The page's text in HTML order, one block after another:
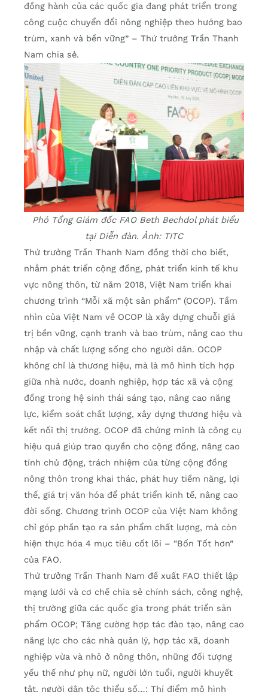
đồng hành của các quốc gia đang phát triển trong
công cuộc chuyển đổi nông nghiệp theo hướng bao
trùm, xanh và bền vững” – Thứ trưởng Trần Thanh
Nam chia sẻ.
Phó Tổng Giám đốc FAO Beth Bechdol phát biểu
tại Diễn đàn. Ảnh: TITC
Thứ trưởng Trần Thanh Nam đồng thời cho biết,
nhằm phát triển cộng đồng, phát triển kinh tế khu
vực nông thôn, từ năm 2018, Việt Nam triển khai
chương trình “Mỗi xã một sản phẩm” (OCOP). Tầm
nhìn của Việt Nam về OCOP là xây dựng chuỗi giá
trị bền vững, cạnh tranh và bao trùm, nâng cao thu
nhập và chất lượng sống cho người dân. OCOP
không chỉ là thương hiệu, mà là mô hình tích hợp
giữa nhà nước, doanh nghiệp, hợp tác xã và cộng
đồng trong hệ sinh thái sáng tạo, nâng cao năng
lực, kiểm soát chất lượng, xây dựng thương hiệu và
kết nối thị trường. OCOP đã chứng minh là công cụ
hiệu quả giúp trao quyền cho cộng đồng, nâng cao
tính chủ động, trách nhiệm của từng cộng đồng
nông thôn trong khai thác, phát huy tiềm năng, lợi
thế, giá trị văn hóa để phát triển kinh tế, nâng cao
đời sống. Chương trình OCOP của Việt Nam không
chỉ góp phần tạo ra sản phẩm chất lượng, mà còn
hiện thực hóa 4 mục tiêu cốt lõi – “Bốn Tốt hơn”
của FAO.
Thứ trưởng Trần Thanh Nam đề xuất FAO thiết lập
mạng lưới và cơ chế chia sẻ chính sách, công nghệ,
thị trường giữa các quốc gia trong phát triển sản
phẩm OCOP; Tăng cường hợp tác đào tạo, nâng cao
năng lực cho các nhà quản lý, hợp tác xã, doanh
nghiệp vừa và nhỏ ở nông thôn, những đối tượng
yếu thế như phụ nữ, người lớn tuổi, người khuyết
tật, người dân tộc thiểu số…; Thí điểm mô hình